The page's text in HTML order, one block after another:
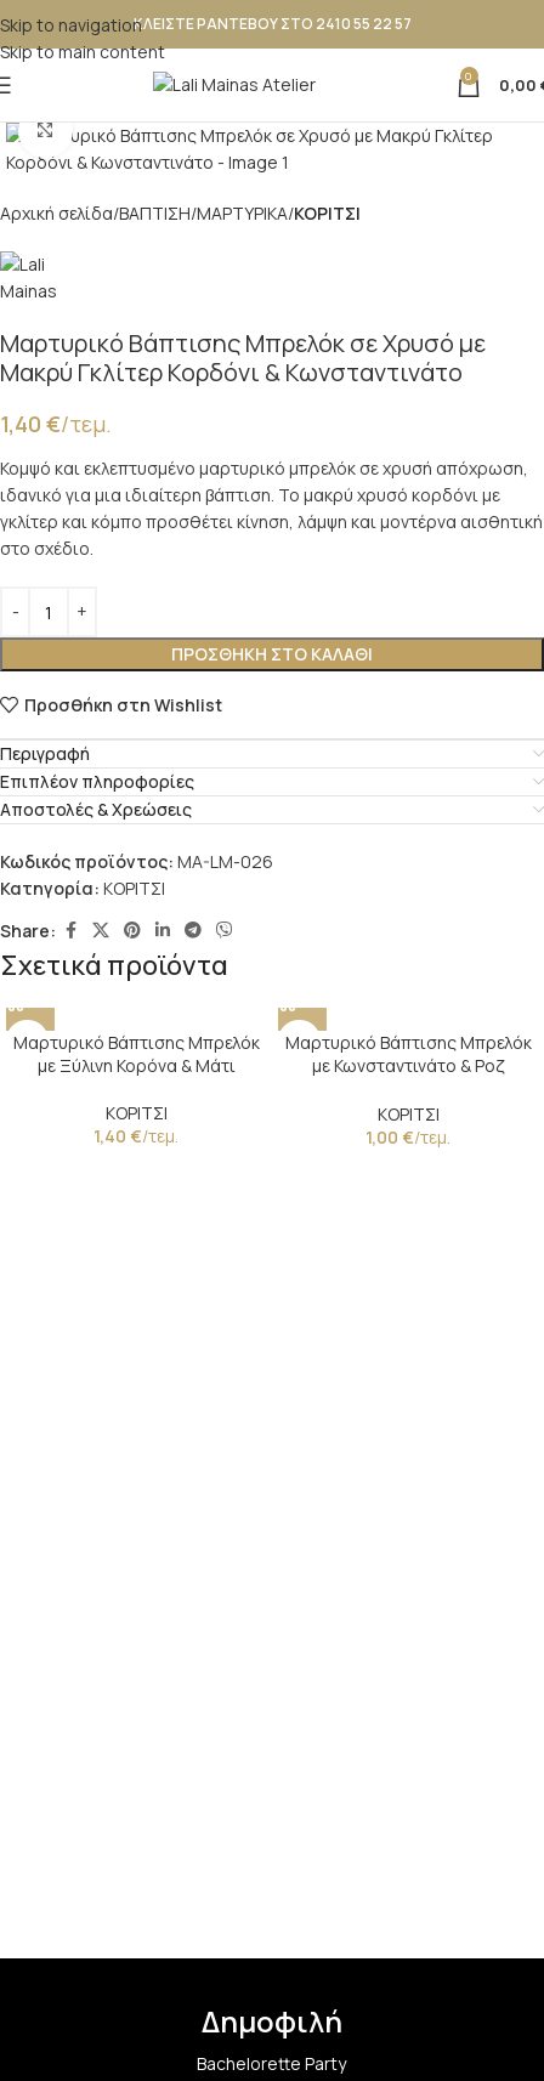
Skip to navigation
Skip to main content
ΚΛΕΙΣΤΕ ΡΑΝΤΕΒΟΥ ΣΤΟ 2410 55 22 57
0 0,00
Κλικ για μεγέθυνση
Αρχική σελίδα ΒΑΠΤΙΣΗ ΜΑΡΤΥΡΙΚΑ ΚΟΡΙΤΣΙ
Μαρτυρικό Βάπτισης Μπρελόκ σε Χρυσό με
Μακρύ Γκλίτερ Κορδόνι & Κωνσταντινάτο
1,40 €/τεμ.
Κομψό και εκλεπτυσμένο μαρτυρικό μπρελόκ σε χρυσή απόχρωση,
ιδανικό για μια ιδιαίτερη βάπτιση. Το μακρύ χρυσό κορδόνι με
γκλίτερ και κόμπο προσθέτει κίνηση, λάμψη και μοντέρνα αισθητική
στο σχέδιο.
ΠΡΟΣΘΉΚΗ ΣΤΟ ΚΑΛΆΘΙ
Προσθήκη στη Wishlist
Περιγραφή
Επιπλέον πληροφορίες
Αποστολές & Χρεώσεις
Κωδικός προϊόντος: MA-LM-026
Κατηγορία: ΚΟΡΙΤΣΙ
Share:
Σχετικά προϊόντα
Μαρτυρικό Βάπτισης Μπρελόκ
με Ξύλινη Κορόνα & Μάτι
ΚΟΡΙΤΣΙ
1,40 €/τεμ.
Μαρτυρικό Βάπτισης Μπρελόκ
με Κωνσταντινάτο & Ροζ
ΚΟΡΙΤΣΙ
1,00 €/τεμ.
Δημοφιλή
Bachelorette Party